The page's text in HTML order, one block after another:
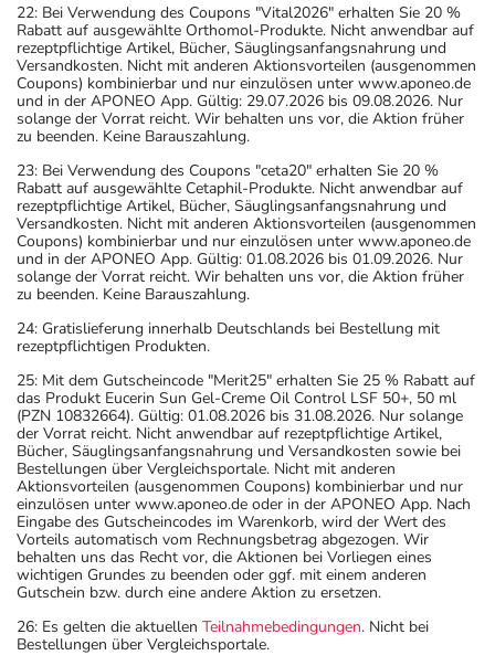
22: Bei Verwendung des Coupons "Vital2026" erhalten Sie 20 %
Rabatt auf ausgewählte Orthomol-Produkte. Nicht anwendbar auf
rezeptpflichtige Artikel, Bücher, Säuglingsanfangsnahrung und
Versandkosten. Nicht mit anderen Aktionsvorteilen (ausgenommen
Coupons) kombinierbar und nur einzulösen unter www.aponeo.de
und in der APONEO App. Gültig: 29.07.2026 bis 09.08.2026. Nur
solange der Vorrat reicht. Wir behalten uns vor, die Aktion früher
zu beenden. Keine Barauszahlung.
23: Bei Verwendung des Coupons "ceta20" erhalten Sie 20 %
Rabatt auf ausgewählte Cetaphil-Produkte. Nicht anwendbar auf
rezeptpflichtige Artikel, Bücher, Säuglingsanfangsnahrung und
Versandkosten. Nicht mit anderen Aktionsvorteilen (ausgenommen
Coupons) kombinierbar und nur einzulösen unter www.aponeo.de
und in der APONEO App. Gültig: 01.08.2026 bis 01.09.2026. Nur
solange der Vorrat reicht. Wir behalten uns vor, die Aktion früher
zu beenden. Keine Barauszahlung.
24: Gratislieferung innerhalb Deutschlands bei Bestellung mit
rezeptpflichtigen Produkten.
25: Mit dem Gutscheincode "Merit25" erhalten Sie 25 % Rabatt auf
das Produkt Eucerin Sun Gel-Creme Oil Control LSF 50+, 50 ml
(PZN 10832664). Gültig: 01.08.2026 bis 31.08.2026. Nur solange
der Vorrat reicht. Nicht anwendbar auf rezeptpflichtige Artikel,
Bücher, Säuglingsanfangsnahrung und Versandkosten sowie bei
Bestellungen über Vergleichsportale. Nicht mit anderen
Aktionsvorteilen (ausgenommen Coupons) kombinierbar und nur
einzulösen unter www.aponeo.de oder in der APONEO App. Nach
Eingabe des Gutscheincodes im Warenkorb, wird der Wert des
Vorteils automatisch vom Rechnungsbetrag abgezogen. Wir
behalten uns das Recht vor, die Aktionen bei Vorliegen eines
wichtigen Grundes zu beenden oder ggf. mit einem anderen
Gutschein bzw. durch eine andere Aktion zu ersetzen.
26: Es gelten die aktuellen Teilnahmebedingungen. Nicht bei
Bestellungen über Vergleichsportale.